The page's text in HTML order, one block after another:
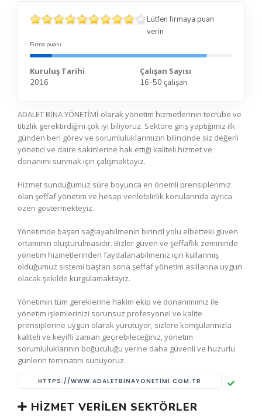
Lütfen firmaya puan
verin
Firma puanı
Kuruluş Tarihi
2016
Çalışan Sayısı
16-50 çalışan
ADALET BİNA YÖNETİMİ olarak yönetim hizmetlerinin tecrübe ve
titizlik gerektirdiğini çok iyi biliyoruz. Sektöre giriş yaptığımız ilk
günden beri görev ve sorumluluklarımızın bilincinde siz değerli
yönetici ve daire sakinlerine hak ettiği kaliteli hizmet ve
donanımı sunmak için çalışmaktayız.
Hizmet sunduğumuz süre boyunca en önemli prensiplerimiz
olan şeffaf yönetim ve hesap verilebilirlik konularında ayrıca
özen göstermekteyiz.
Yönetimde başarı sağlayabilmenin birincil yolu elbetteki güven
ortamının oluşturulmasıdır. Bizler güven ve şeffaflık zemininde
yönetim hizmetlerinden faydalanabilmeniz için kullanmış
olduğumuz sistemi baştan sona şeffaf yönetim asıllarına uygun
olacak şekilde kurgulamaktayız.
Yönetimin tüm gereklerine hakim ekip ve donanımımız ile
yönetim işlemlerinizi sorunsuz profesyonel ve kalite
prensiplerine uygun olarak yürütüyor, sizlere komşularınızla
kaliteli ve keyifli zaman geçirebileceğiniz, yönetim
sorumluluklarının boğuculuğu yerine daha güvenli ve huzurlu
günlerin teminatını sunuyoruz.
HTTPS://WWW.ADALETBINAYONETIMI.COM.TR
HIZMET VERILEN SEKTÖRLER